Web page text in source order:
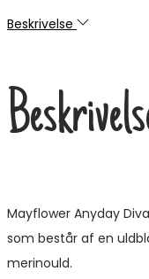
Beskrivelse
Mayflower Anyday
som består af en
merinould.